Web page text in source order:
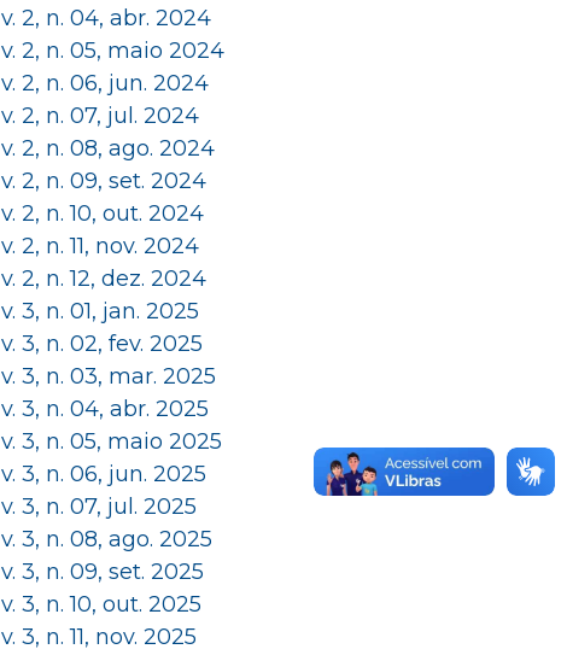
v. 2, n. 04, abr. 2024
v. 2, n. 05, maio 2024
v. 2, n. 06, jun. 2024
v. 2, n. 07, jul. 2024
v. 2, n. 08, ago. 2024
v. 2, n. 09, set. 2024
v. 2, n. 10, out. 2024
v. 2, n. 11, nov. 2024
v. 2, n. 12, dez. 2024
v. 3, n. 01, jan. 2025
v. 3, n. 02, fev. 2025
v. 3, n. 03, mar. 2025
v. 3, n. 04, abr. 2025
v. 3, n. 05, maio 2025
v. 3, n. 06, jun. 2025
v. 3, n. 07, jul. 2025
v. 3, n. 08, ago. 2025
v. 3, n. 09, set. 2025
v. 3, n. 10, out. 2025
v. 3, n. 11, nov. 2025